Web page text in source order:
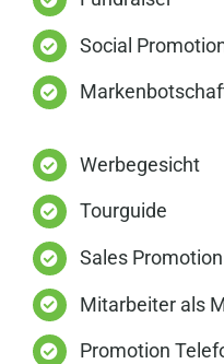
Social
Werbegesicht
Tourguide
Sales
Mitarbeiter als
Promotion